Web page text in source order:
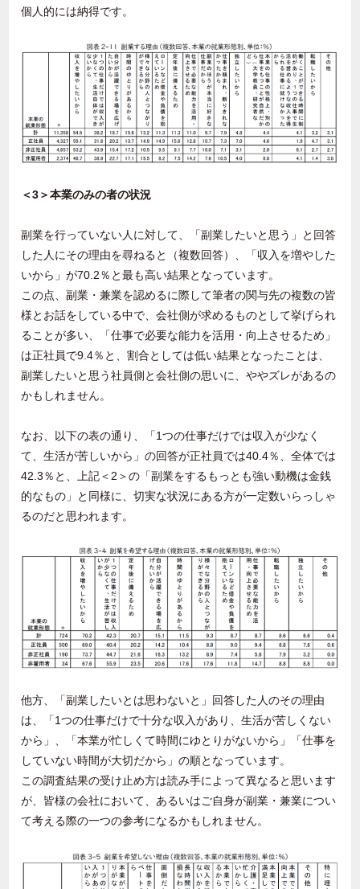
個人的には納得です。
＜3＞本業のみの者の状況
副業を行っていない人に対して、「副業したいと思う」と回答
した人にその理由を尋ねると（複数回答）、「収入を増やした
いから」が70.2％と最も高い結果となっています。
この点、副業・兼業を認めるに際して筆者の関与先の複数の皆
様とお話をしている中で、会社側が求めるものとして挙げられ
ることが多い、「仕事で必要な能力を活用・向上させるため」
は正社員で9.4％と、割合としては低い結果となったことは、
副業したいと思う社員側と会社側の思いに、ややズレがあるの
かもしれません。
なお、以下の表の通り、「1つの仕事だけでは収入が少なく
て、生活が苦しいから」の回答が正社員では40.4％、全体では
42.3％と、上記＜ 2 ＞の「副業をするもっとも強い動機は金銭
的なもの」と同様に、切実な状況にある方が一定数いらっしゃ
るのだと思われます。
他方、「副業したいとは思わないと」回答した人のその理由
は、「1つの仕事だけで十分な収入があり、生活が苦しくない
から」、「本業が忙しくて時間にゆとりがないから」「仕事を
していない時間が大切だから」の順となっています。
この調査結果の受け止め方は読み手によって異なると思います
が、皆様の会社において、あるいはご自身が副業・兼業につい
て考える際の一つの参考になるかもしれません。